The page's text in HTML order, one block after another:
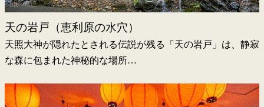
天の岩戸（恵利原の水穴）
天照大神が隠れたとされる伝説が残る「天の岩戸」は、静寂
な森に包まれた神秘的な場所…